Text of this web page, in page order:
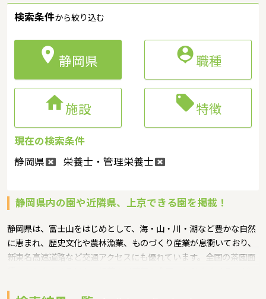
検索条件から絞り込む
 静岡県 職種
施設 特徴
現在の検索条件
静岡県
栄養士・管理栄養士
静岡県内の園や近隣県、上京できる園を掲載！
静岡県は、富士山をはじめとして、海・山・川・湖など豊かな自然
に恵まれ、歴史文化や農林漁業、ものづくり産業が息衝いており、
新東名高速道路など交通アクセスにも優れています。全国の茶園面